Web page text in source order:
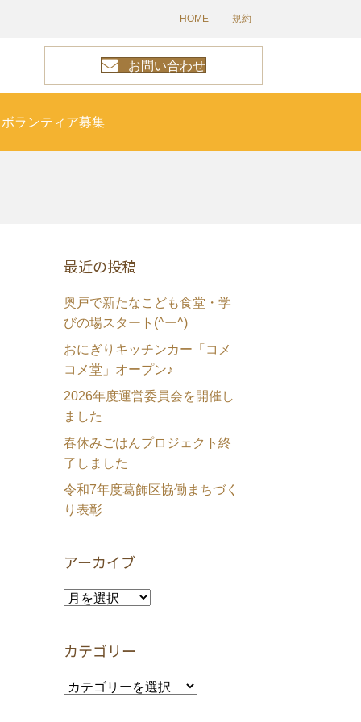
HOME 規約
お問い合わせ
ボランティア募集
最近の投稿
奥戸で新たなこども食堂・学
びの場スタート(^ー^)
おにぎりキッチンカー「コメ
コメ堂」オープン♪
2026年度運営委員会を開催し
ました
春休みごはんプロジェクト終
了しました
令和7年度葛飾区協働まちづく
り表彰
アーカイブ
ア
イ
ブ
カテゴリー
カ